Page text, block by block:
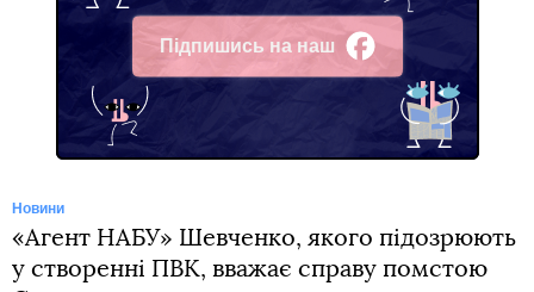
Підпишись на наш
Facebook
Новини
«Агент НАБУ» Шевченко, якого підозрюють
у створенні ПВК, вважає справу помстою